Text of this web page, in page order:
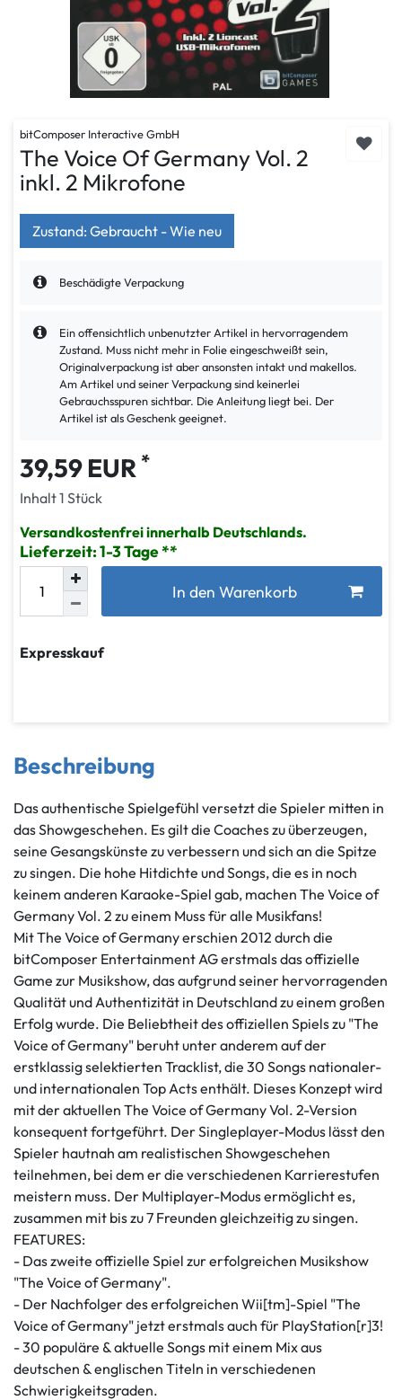
bitComposer Interactive GmbH
The Voice Of Germany Vol. 2
inkl. 2 Mikrofone
Beschädigte Verpackung
Zustand: Gebraucht - Wie neu
Ein offensichtlich unbenutzter Artikel in hervorragendem
Zustand. Muss nicht mehr in Folie eingeschweißt sein,
Originalverpackung ist aber ansonsten intakt und makellos.
Am Artikel und seiner Verpackung sind keinerlei
Gebrauchsspuren sichtbar. Die Anleitung liegt bei. Der
Artikel ist als Geschenk geeignet.
39,59 EUR *
Inhalt1 Stück
Versandkostenfrei innerhalb Deutschlands.
Lieferzeit: 1-3 Tage
In den Warenkorb
Expresskauf
Beschreibung
Das authentische Spielgefühl versetzt die Spieler mitten in
das Showgeschehen. Es gilt die Coaches zu überzeugen,
seine Gesangskünste zu verbessern und sich an die Spitze
zu singen. Die hohe Hitdichte und Songs, die es in noch
keinem anderen Karaoke-Spiel gab, machen The Voice of
Germany Vol. 2 zu einem Muss für alle Musikfans!
Mit The Voice of Germany erschien 2012 durch die
bitComposer Entertainment AG erstmals das offizielle
Game zur Musikshow, das aufgrund seiner hervorragenden
Qualität und Authentizität in Deutschland zu einem großen
Erfolg wurde. Die Beliebtheit des offiziellen Spiels zu "The
Voice of Germany" beruht unter anderem auf der
erstklassig selektierten Tracklist, die 30 Songs nationaler-
und internationalen Top Acts enthält. Dieses Konzept wird
mit der aktuellen The Voice of Germany Vol. 2-Version
konsequent fortgeführt. Der Singleplayer-Modus lässt den
Spieler hautnah am realistischen Showgeschehen
teilnehmen, bei dem er die verschiedenen Karrierestufen
meistern muss. Der Multiplayer-Modus ermöglicht es,
zusammen mit bis zu 7 Freunden gleichzeitig zu singen.
FEATURES:
- Das zweite offizielle Spiel zur erfolgreichen Musikshow
"The Voice of Germany".
- Der Nachfolger des erfolgreichen Wii[tm]-Spiel "The
Voice of Germany" jetzt erstmals auch für PlayStation[r]3!
- 30 populäre & aktuelle Songs mit einem Mix aus
deutschen & englischen Titeln in verschiedenen
Schwierigkeitsgraden.